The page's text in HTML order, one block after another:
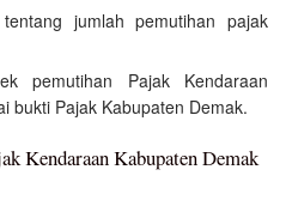
jumlah pemutihan pajak
pemutihan Pajak Kendaraan
bukti Pajak Kabupaten Demak.
Kendaraan Kabupaten Demak